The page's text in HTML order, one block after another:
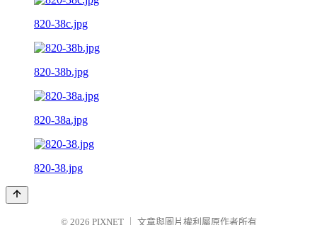
820-38c.jpg
820-38b.jpg
820-38a.jpg
820-38.jpg
© 2026 PIXNET 文章與圖片權利屬原作者所有